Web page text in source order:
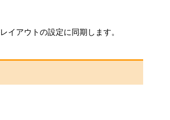
イアウトの設定に同期します。